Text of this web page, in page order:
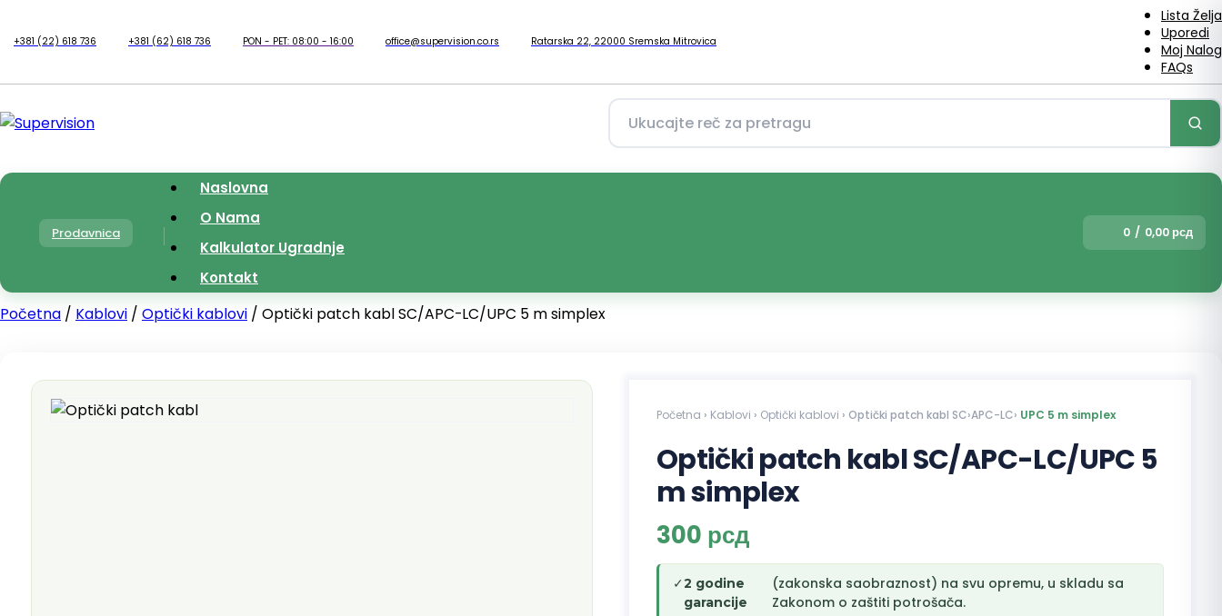
+381 (22) 618 736 +381 (62) 618 736 PON - PET: 08:00 - 16:00 office@supervision.co.rs Ratarska 22, 22000 Sremska Mitrovica
Lista Želja
Uporedi
Moj Nalog
FAQs
Prodavnica
Naslovna
O Nama
Kalkulator Ugradnje
Kontakt
0 / 0,00 рсд
Početna / Kablovi / Optički kablovi / Optički patch kabl SC/APC-LC/UPC 5 m simplex
Početna › Kablovi › Optički kablovi › Optički patch kabl SC›APC-LC› UPC 5 m simplex
Optički patch kabl SC/APC-LC/UPC 5
m simplex
300 рсд
✓2 godine
garancije
(zakonska saobraznost) na svu opremu, u skladu sa
Zakonom o zaštiti potrošača.